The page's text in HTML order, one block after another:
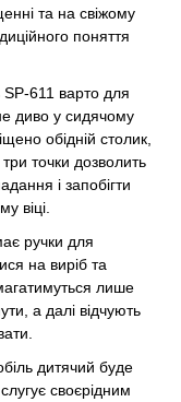
та на свіжому
поняття
SP-611 варто для
диво у сидячому
обідній столик,
точки дозволить
і запобігти
віці.
ручки для
на виріб та
лише
а далі відчують
дитячий буде
своєрідним